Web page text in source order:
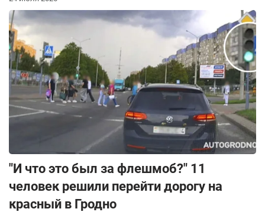
"И что это был за флешмоб?" 11
человек решили перейти дорогу на
красный в Гродно